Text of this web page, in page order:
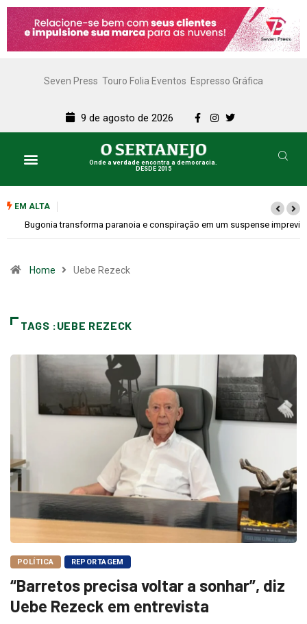
Seven Press Touro Folia Eventos Espresso Gráfica
9 de agosto de 2026
Onde a verdade encontra a democracia.
DESDE 2015
EM ALTA
Bugonia transforma paranoia e conspiração em um suspense imprevisível
Home Uebe Rezeck
TAGS :UEBE REZECK
POLÍTICA REPORTAGEM
“Barretos precisa voltar a sonhar”, diz
Uebe Rezeck em entrevista